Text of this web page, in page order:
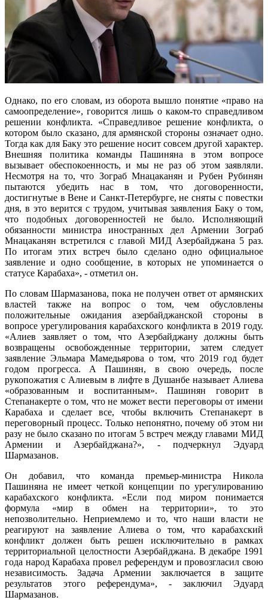
Однако, по его словам, из оборота вышло понятие «право на
самоопределение», говорится лишь о каком-то справедливом
решении конфликта. «Справедливое решение конфликта, о
котором было сказано, для армянской стороны означает одно.
Тогда как для Баку это решение носит совсем другой характер.
Внешняя политика команды Пашиняна в этом вопросе
вызывает обеспокоенность, и мы не раз об этом заявляли.
Несмотря на то, что Зограб Мнацаканян и Рубен Рубинян
пытаются убедить нас в том, что договоренности,
достигнутые в Вене и Санкт-Петербурге, не сняты с повестки
дня, в это верится с трудом, учитывая заявления Баку о том,
что подобных договоренностей не было. Исполняющий
обязанности министра иностранных дел Армении Зограб
Мнацаканян встретился с главой МИД Азербайджана 5 раз.
По итогам этих встреч было сделано одно официальное
заявление и одно сообщение, в которых не упоминается о
статусе Карабаха», - отметил он.
По словам Шармазанова, пока не получен ответ от армянских
властей также на вопрос о том, чем обусловлены
положительные ожидания азербайджанской стороны в
вопросе урегулирования карабахского конфликта в 2019 году.
«Алиев заявляет о том, что Азербайджану должны быть
возвращены освобожденные территории, затем следует
заявление Эльмара Мамедьярова о том, что 2019 год будет
годом прогресса. А Пашинян, в свою очередь, после
рукопожатия с Алиевым в лифте в Душанбе называет Алиева
«образованным и воспитанным». Пашинян говорит в
Степанакерте о том, что не может вести переговоры от имени
Карабаха и сделает все, чтобы включить Степанакерт в
переговорный процесс. Только непонятно, почему об этом ни
разу не было сказано по итогам 5 встреч между главами МИД
Армении и Азербайджана?», - подчеркнул Эдуард
Шармазанов.
Он добавил, что команда премьер-министра Никола
Пашиняна не имеет четкой концепции по урегулированию
карабахского конфликта. «Если под миром понимается
формула «мир в обмен на территории», то это
непозволительно. Неприемлемо и то, что наши власти не
реагируют на заявление Алиева о том, что карабахский
конфликт должен быть решен исключительно в рамках
территориальной целостности Азербайджана. В декабре 1991
года народ Карабаха провел референдум и провозгласил свою
независимость. Задача Армении заключается в защите
результатов этого референдума», - заключил Эдуард
Шармазанов.